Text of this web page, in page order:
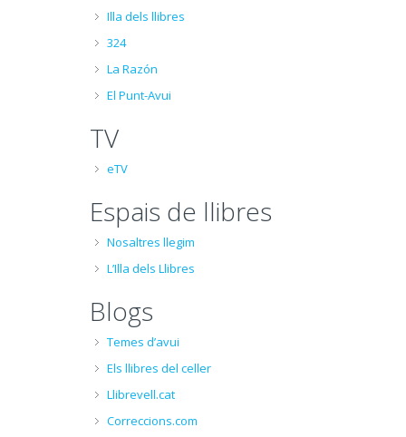
Illa dels llibres
324
La Razón
El Punt-Avui
TV
eTV
Espais de llibres
Nosaltres llegim
L’Illa dels Llibres
Blogs
Temes d’avui
Els llibres del celler
Llibrevell.cat
Correccions.com